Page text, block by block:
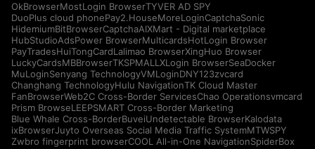
OkBrowserMostLogin BrowserTYVER AD SPY
DuoPlus cloud phonePay2.HouseMoreLoginCaptchaSonic
HidemiumBitBrowserCaptchaAIXMart - Digital marketplace
HubStudioAdsPower BrowserMulticardsHotLogin Browser
PayTradesHuiTongCardLalimao BrowserXingHuo Browser
LuckyCardsMBBrowserTKSPMALLXLogin BrowserSeaDocker
MuLoginSenyang TechnologyVMLoginDNY123zvcard
Changhang TechnologyHulu NavigationTK Cloud Master
FanBrowserWeb2C Cross-Border ServicesChao Operationsvmcard
Prism BrowseLEEPSMART Cross-Border Marketing
Blue Whale Cross-BorderBuveiUndetectable BrowserKalodata
ixBrowserJuyto Overseas Social Media Traffic SystemMTWSPY
Zwbro fingerprint browserCOOL All-in-One NavigationSpiderBox